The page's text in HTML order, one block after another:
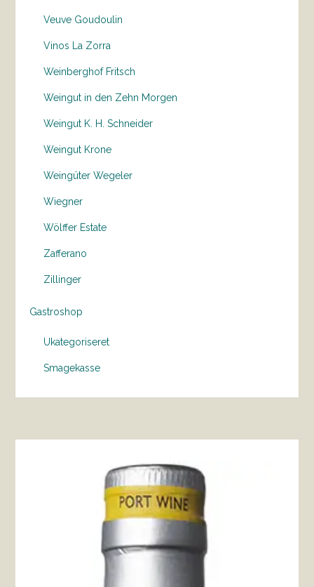
Veuve Goudoulin
Vinos La Zorra
Weinberghof Fritsch
Weingut in den Zehn Morgen
Weingut K. H. Schneider
Weingut Krone
Weingüter Wegeler
Wiegner
Wölffer Estate
Zafferano
Zillinger
Gastroshop
Ukategoriseret
Smagekasse